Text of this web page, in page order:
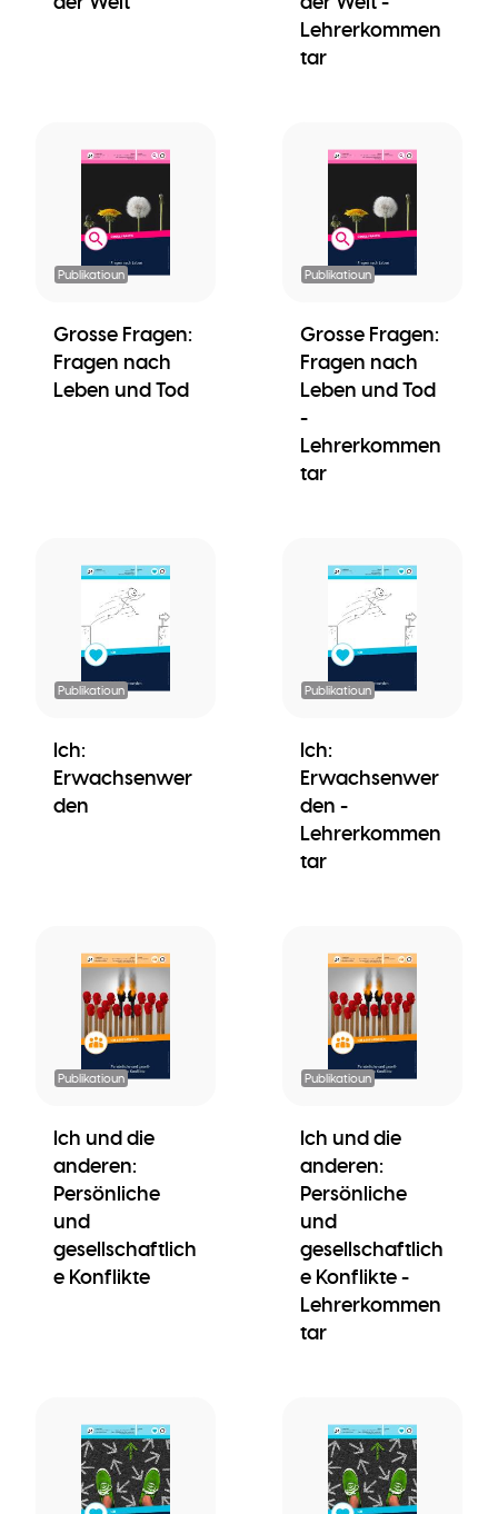
Lehrerkommen
tar
Publikatioun
Grosse Fragen:
Fragen nach
Leben und Tod
Publikatioun
Grosse Fragen:
Fragen nach
Leben und Tod
-
Lehrerkommen
tar
Publikatioun
Ich:
Erwachsenwer
den
Publikatioun
Ich:
Erwachsenwer
den -
Lehrerkommen
tar
Publikatioun
Ich und die
anderen:
Persönliche
und
gesellschaftlich
e Konflikte
Publikatioun
Ich und die
anderen:
Persönliche
und
gesellschaftlich
e Konflikte -
Lehrerkommen
tar